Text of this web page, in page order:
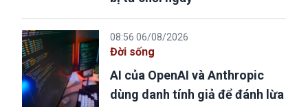
08:56 06/08/2026
Đời sống
AI của OpenAI và Anthropic
dùng danh tính giả để đánh lừa